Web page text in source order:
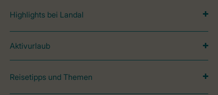
Highlights bei Landal
Aktivurlaub
Reisetipps und Themen